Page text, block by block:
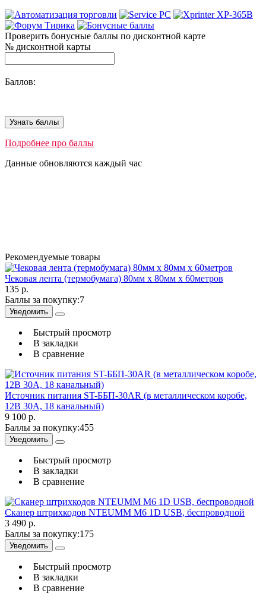
Проверить бонусные баллы по дисконтной карте
№ дисконтной карты
Баллов:
Узнать баллы
Подробнее про баллы
Данные обновляются каждый час
Рекомендуемые товары
Чековая лента (термобумага) 80мм x 80мм х 60метров
135 р.
Баллы за покупку:7
Уведомить
Быстрый просмотр
В закладки
В сравнение
Источник питания ST-ББП-30AR (в металлическом коробе,
12В 30A, 18 канальный)
9 100 р.
Баллы за покупку:455
Уведомить
Быстрый просмотр
В закладки
В сравнение
Сканер штрихкодов NTEUMM M6 1D USB, беспроводной
3 490 р.
Баллы за покупку:175
Уведомить
Быстрый просмотр
В закладки
В сравнение